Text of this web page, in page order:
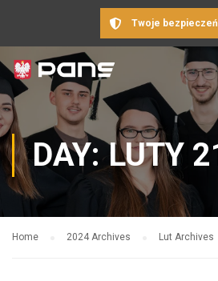
Twoje
DAY: LUTY
Home 2024 Archives Lut Archives